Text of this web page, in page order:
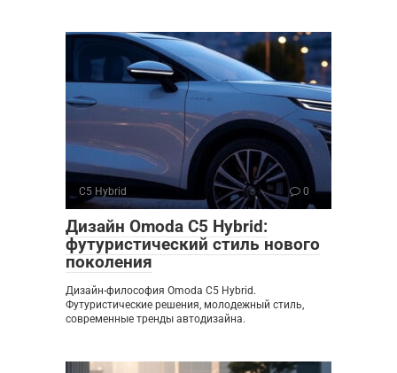
C5 Hybrid 0
Дизайн Omoda C5 Hybrid:
футуристический стиль нового
поколения
Дизайн-философия Omoda C5 Hybrid.
Футуристические решения, молодежный стиль,
современные тренды автодизайна.